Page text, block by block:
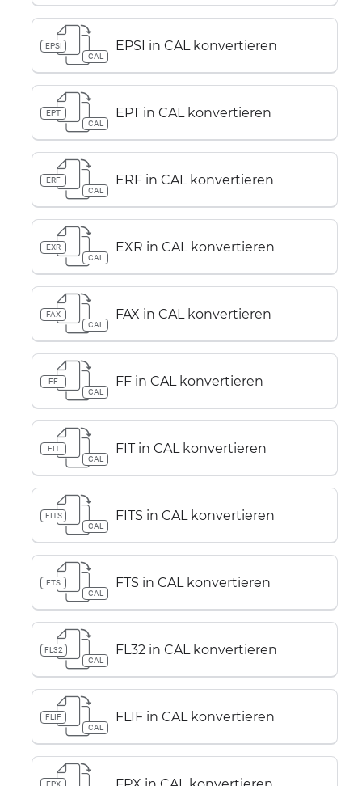
EPSI
CAL
EPSI in CAL konvertieren
EPT
CAL
EPT in CAL konvertieren
ERF
CAL
ERF in CAL konvertieren
EXR
CAL
EXR in CAL konvertieren
FAX
CAL
FAX in CAL konvertieren
FF
CAL
FF in CAL konvertieren
FIT
CAL
FIT in CAL konvertieren
FITS
CAL
FITS in CAL konvertieren
FTS
CAL
FTS in CAL konvertieren
FL32
CAL
FL32 in CAL konvertieren
FLIF
CAL
FLIF in CAL konvertieren
FPX